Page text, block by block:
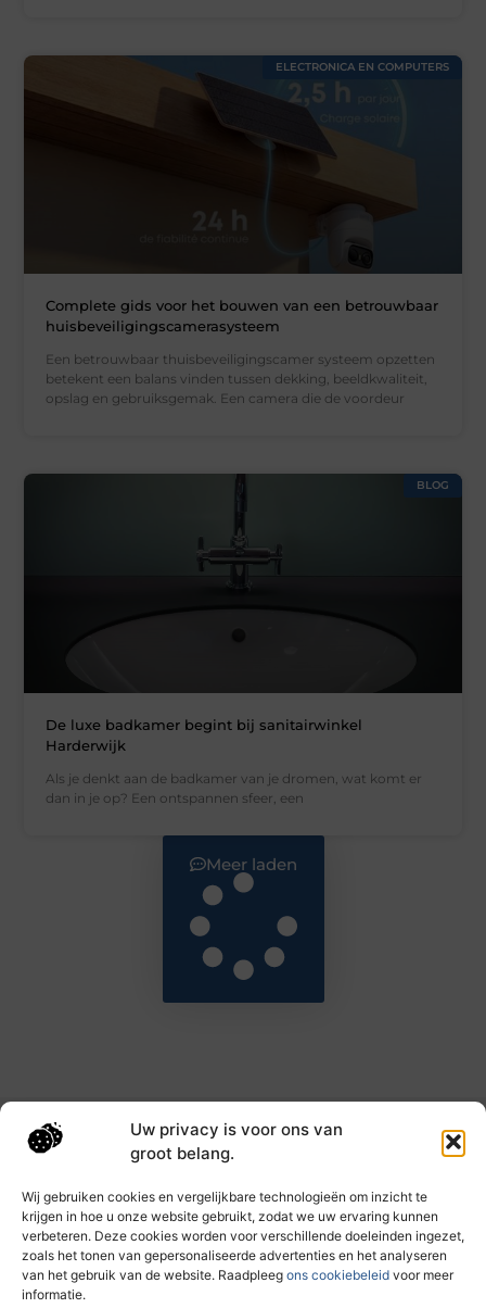
Uw privacy is voor ons van
groot belang.
Wij gebruiken cookies en vergelijkbare technologieën om inzicht te
krijgen in hoe u onze website gebruikt, zodat we uw ervaring kunnen
verbeteren. Deze cookies worden voor verschillende doeleinden ingezet,
zoals het tonen van gepersonaliseerde advertenties en het analyseren
van het gebruik van de website. Raadpleeg ons cookiebeleid voor meer
informatie.
ELECTRONICA EN COMPUTERS
Complete gids voor het bouwen van een betrouwbaar
huisbeveiligingscamerasysteem
Een betrouwbaar thuisbeveiligingscamer systeem opzetten
betekent een balans vinden tussen dekking, beeldkwaliteit,
opslag en gebruiksgemak. Een camera die de voordeur
BLOG
De luxe badkamer begint bij sanitairwinkel
Harderwijk
Als je denkt aan de badkamer van je dromen, wat komt er
dan in je op? Een ontspannen sfeer, een
Meer laden
Main Links
Dagelijks nieuwe inzichten op taec.nl
Artikelen vol kennis, inspiratie en praktische tips die